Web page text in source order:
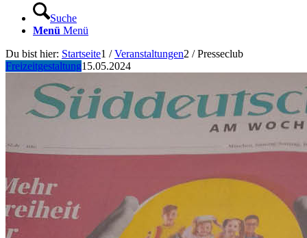
Suche
Menü Menü
Du bist hier: Startseite1 / Veranstaltungen2 / Presseclub
Freizeitgestaltung15.05.2024